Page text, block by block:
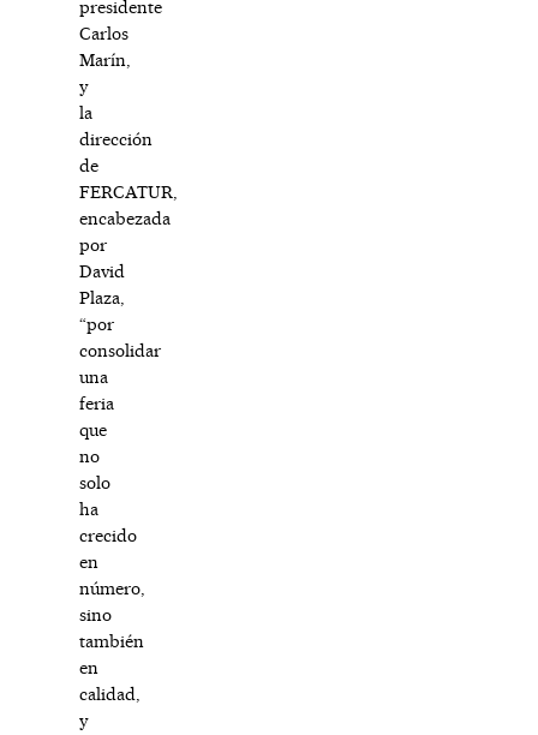
presidente
Carlos
Marín,
y
la
dirección
de
FERCATUR,
encabezada
por
David
Plaza,
“por
consolidar
una
feria
que
no
solo
ha
crecido
en
número,
sino
también
en
calidad,
y